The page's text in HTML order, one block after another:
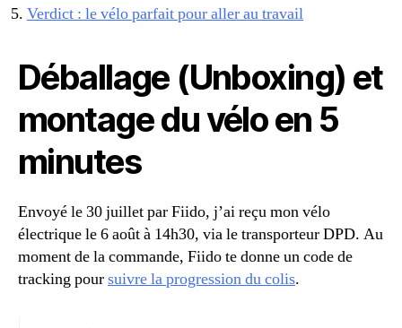
Verdict : le vélo parfait pour aller au travail
Déballage (Unboxing) et
montage du vélo en 5
minutes
Envoyé le 30 juillet par Fiido, j’ai reçu mon vélo
électrique le 6 août à 14h30, via le transporteur DPD. Au
moment de la commande, Fiido te donne un code de
tracking poursuivre la progression du colis.